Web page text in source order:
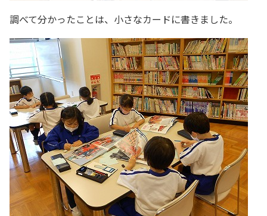
調べて分かったことは、小さなカードに書きました。